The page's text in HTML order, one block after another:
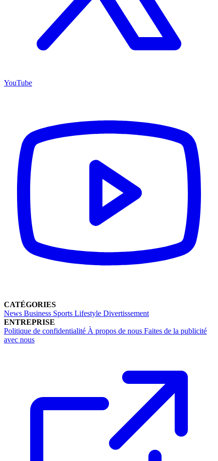
YouTube
CATÉGORIES
News Business Sports Lifestyle Divertissement
ENTREPRISE
Politique de confidentialité À propos de nous Faites de la publicité
avec nous